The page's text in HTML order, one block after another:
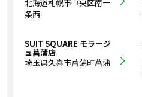
北海道札幌市中央区南一
条西
SUIT SQUARE モラージ
ュ菖蒲店
埼玉県久喜市菖蒲町菖蒲